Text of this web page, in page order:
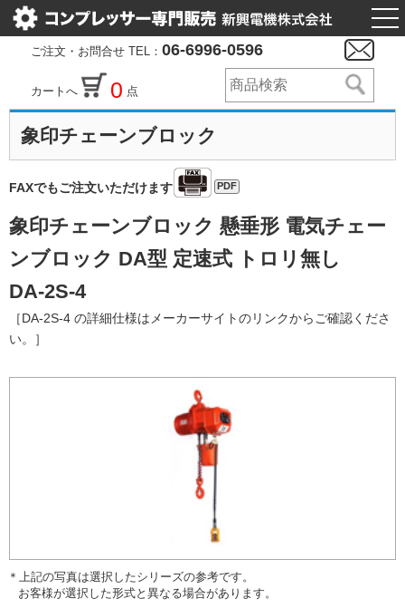
ご注文・お問合せ TEL： 06-6996-0596
カートへ 0 点
象印チェーンブロック
FAXでもご注文いただけます PDF
象印チェーンブロック 懸垂形 電気チェー
ンブロック DA型 定速式 トロリ無し
DA-2S-4
［DA-2S-4 の詳細仕様はメーカーサイトのリンクからご確認くださ
い。］
＊上記の写真は選択したシリーズの参考です。
お客様が選択した形式と異なる場合があります。